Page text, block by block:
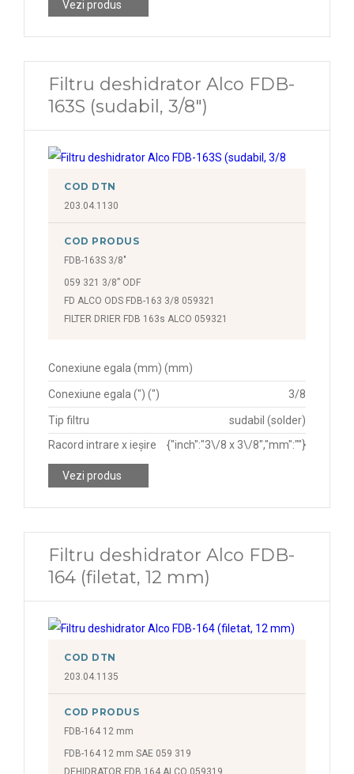
Vezi produs
Filtru deshidrator Alco FDB-
163S (sudabil, 3/8")
COD DTN
203.04.1130
COD PRODUS
FDB-163S 3/8"
059 321 3/8” ODF
FD ALCO ODS FDB-163 3/8 059321
FILTER DRIER FDB 163s ALCO 059321
Conexiune egala (mm) (mm)
Conexiune egala (") (") 3/8
Tip filtru
sudabil (solder)
Racord intrare x ieșire
{"inch":"3\/8 x 3\/8","mm":""}
Vezi produs
Filtru deshidrator Alco FDB-
164 (filetat, 12 mm)
COD DTN
203.04.1135
COD PRODUS
FDB-164 12 mm
FDB-164 12 mm SAE 059 319
DEHIDRATOR FDB 164 ALCO 059319